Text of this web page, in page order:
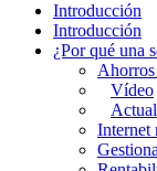
Introducción
Introducción
¿Por qué una
Ahorros
Vídeo
Internet